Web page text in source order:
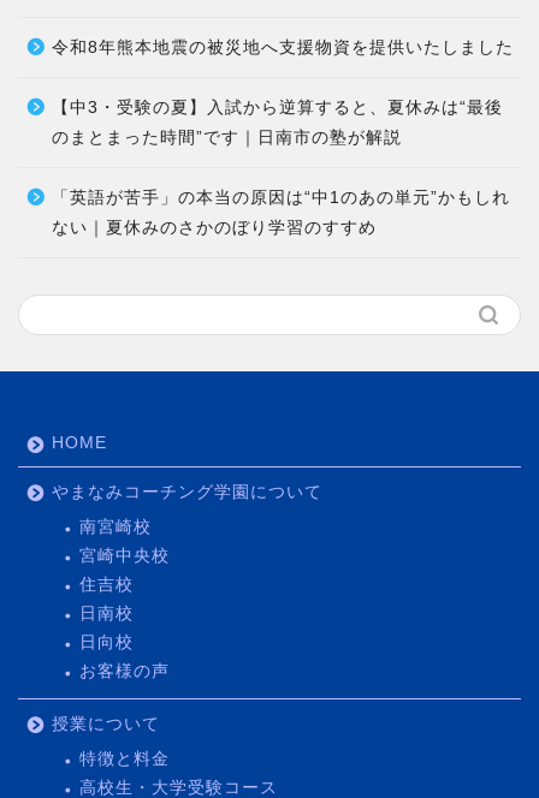
令和8年熊本地震の被災地へ支援物資を提供いたしました
【中3・受験の夏】入試から逆算すると、夏休みは“最後
のまとまった時間”です｜日南市の塾が解説
「英語が苦手」の本当の原因は“中1のあの単元”かもしれ
ない｜夏休みのさかのぼり学習のすすめ
HOME
やまなみコーチング学園について
南宮崎校
宮崎中央校
住吉校
日南校
日向校
お客様の声
授業について
特徴と料金
高校生・大学受験コース